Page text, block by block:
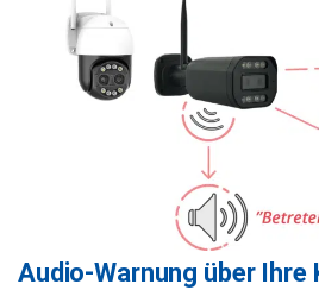
Audio-Warnung über Ihre